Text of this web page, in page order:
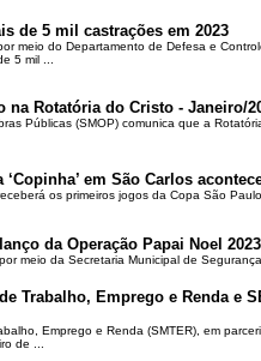
de 5 mil castrações em 2023
meio do Departamento de Defesa e
5 mil ...
na Rotatória do Cristo - Janeiro/
Públicas (SMOP) comunica que a
em São Carlos
os primeiros jogos da Copa São
da Operação Papai Noel 2023
meio da Secretaria Municipal de
Trabalho, Emprego e Renda e
Emprego e Renda (SMTER), em
de ...